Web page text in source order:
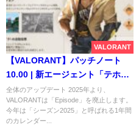
VALORANT
【VALORANT】パッチノート
10.00 | 新エージェント「テホ」
が登場、マップローテーション
がActごとに実施、リメイクの自
動投票が導入
全体のアップデート 2025年より、
VALORANTは「Episode」を廃止します。
今年は「シーズン2025」と呼ばれる1年間
のカレンダー...